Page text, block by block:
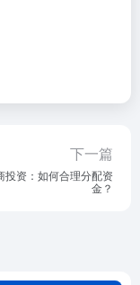
下一篇
投资：如何合理分配资
金？